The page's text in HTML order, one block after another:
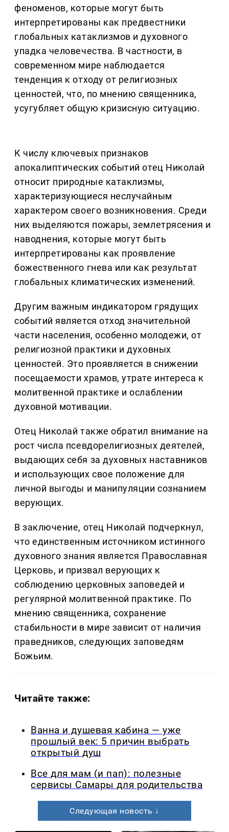
феноменов, которые могут быть
интерпретированы как предвестники
глобальных катаклизмов и духовного
упадка человечества. В частности, в
современном мире наблюдается
тенденция к отходу от религиозных
ценностей, что, по мнению священника,
усугубляет общую кризисную ситуацию.
К числу ключевых признаков
апокалиптических событий отец Николай
относит природные катаклизмы,
характеризующиеся неслучайным
характером своего возникновения. Среди
них выделяются пожары, землетрясения и
наводнения, которые могут быть
интерпретированы как проявление
божественного гнева или как результат
глобальных климатических изменений.
Другим важным индикатором грядущих
событий является отход значительной
части населения, особенно молодежи, от
религиозной практики и духовных
ценностей. Это проявляется в снижении
посещаемости храмов, утрате интереса к
молитвенной практике и ослаблении
духовной мотивации.
Отец Николай также обратил внимание на
рост числа псевдорелигиозных деятелей,
выдающих себя за духовных наставников
и использующих свое положение для
личной выгоды и манипуляции сознанием
верующих.
В заключение, отец Николай подчеркнул,
что единственным источником истинного
духовного знания является Православная
Церковь, и призвал верующих к
соблюдению церковных заповедей и
регулярной молитвенной практике. По
мнению священника, сохранение
стабильности в мире зависит от наличия
праведников, следующих заповедям
Божьим.
Читайте также:
Ванна и душевая кабина — уже
прошлый век: 5 причин выбрать
открытый душ
Все для мам (и пап): полезные
сервисы Самары для родительства
Следующая новость ↓